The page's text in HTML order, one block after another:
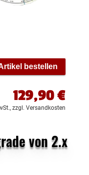
bestellen
129,90€
zzgl. Versandkosten
von 2.x